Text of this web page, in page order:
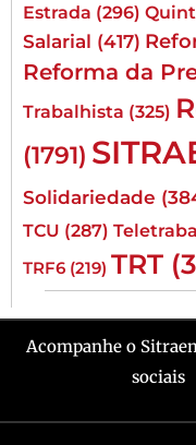
Estrada (296)
Salarial (417)
Reforma da
Trabalhista (325)
(1791)
Solidariedade
TCU (287)
TRF6 (219) TRT
Acompanhe o
sociais